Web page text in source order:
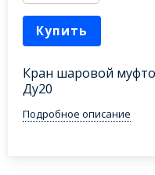
Купить
Кран шаровой
Ду20
Подробное описание